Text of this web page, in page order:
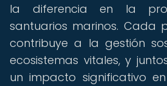
la diferencia en la
santuarios marinos. Cada
contribuye a la gestión
ecosistemas vitales, y
un impacto significativo